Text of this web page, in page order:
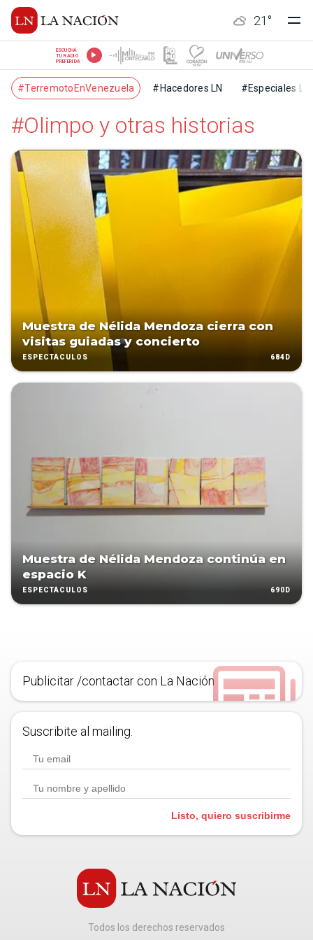
21 °
ESCUCHÁ
TU RADIO
PREFERIDA
#TerremotoEnVenezuela #Hacedores LN #Especiales LN
#Olimpo y otras historias
Muestra de Nélida Mendoza cierra con
visitas guiadas y concierto
ESPECTÁCULOS 684D
Muestra de Nélida Mendoza continúa en
espacio K
ESPECTÁCULOS 690D
Publicitar /contactar con La Nación
Suscribite al mailing.
Listo, quiero suscribirme
Todos los derechos reservados